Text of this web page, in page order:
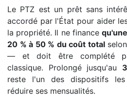
Le PTZ est un prêt sans
accordé par l'État pour aider
la propriété. Il ne finance
20 % à 50 % du coût total
— et doit être complété
classique. Prolongé jusqu'au
reste l'un des dispositifs
réduire ses mensualités.